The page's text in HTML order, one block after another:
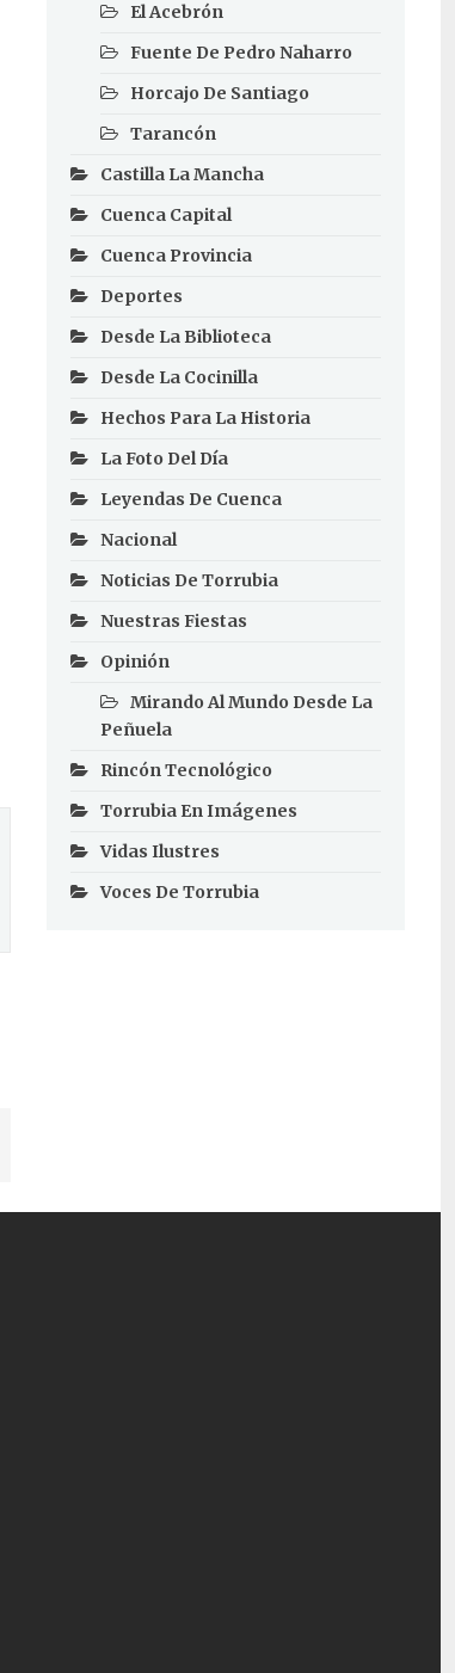
El Acebrón
Fuente De Pedro Naharro
Horcajo De Santiago
Tarancón
Castilla La Mancha
Cuenca Capital
Cuenca Provincia
Deportes
Desde La Biblioteca
Desde La Cocinilla
Hechos Para La Historia
La Foto Del Día
Leyendas De Cuenca
Nacional
Noticias De Torrubia
Nuestras Fiestas
Opinión
Mirando Al Mundo Desde La
Peñuela
Rincón Tecnológico
Torrubia En Imágenes
Vidas Ilustres
Voces De Torrubia